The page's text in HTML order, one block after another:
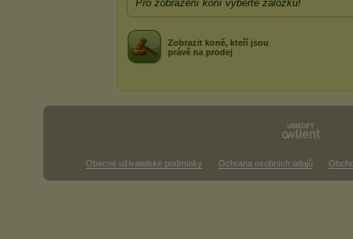
Pro zobrazení koní vyberte záložku!
Zobrazit koně, kteří jsou
právě na prodej
Obecné uživatelské podmínky Ochrana osobních údajů